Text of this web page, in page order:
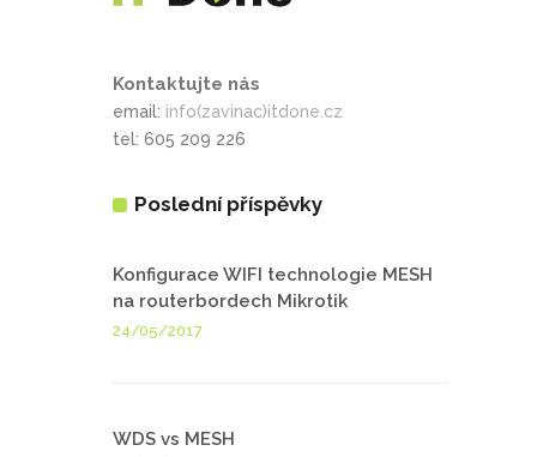
Kontaktujte nás
email: info(zavinac)itdone.cz
tel: 605 209 226
Poslední příspěvky
Konfigurace WIFI technologie MESH
na routerbordech Mikrotik
24/05/2017
WDS vs MESH